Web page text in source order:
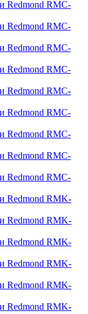
Redmond RMC-
Redmond RMC-
Redmond RMC-
Redmond RMC-
Redmond RMC-
Redmond RMC-
Redmond RMC-
Redmond RMC-
Redmond RMC-
Redmond RMK-
Redmond RMK-
Redmond RMK-
Redmond RMK-
Redmond RMK-
Redmond RMK-